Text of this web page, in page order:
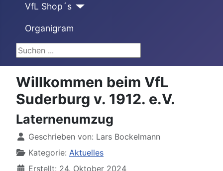
VfL Shop´s
Organigram
Suchen ...
Willkommen beim VfL
Suderburg v. 1912. e.V.
Laternenumzug
DetailsGeschrieben von: Lars Bockelmann
Kategorie: Aktuelles
Erstellt: 24. Oktober 2024